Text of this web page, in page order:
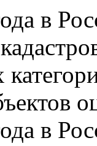
в
в